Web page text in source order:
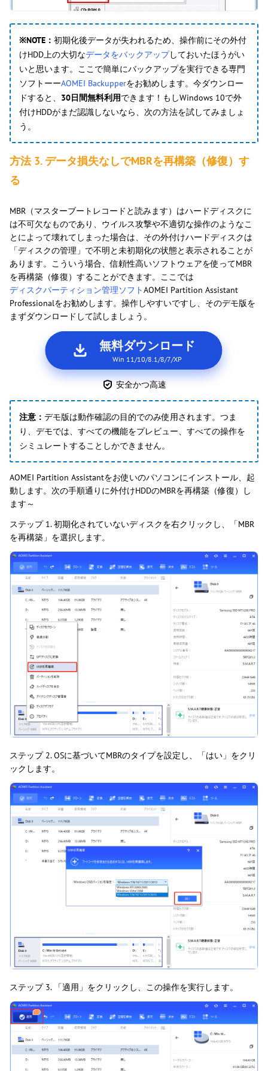
※NOTE： 初期化後データが失われるため、操作前にその外付
けHDD上の大切なデータをバックアップしておいたほうがい
いと思います。ここで簡単にバックアップを実行できる専門
ソフトーーAOMEI Backupperをお勧めします。今ダウンロー
ドすると、 30日間無料利用できます！もしWindows 10で外
付けHDDがまだ認識しないなら、次の方法を試してみましょ
う。
方法 3. データ損失なしでMBRを再構築（修復）す
る
MBR（マスターブートレコードと読みます）はハードディスクに
は不可欠なものであり、ウイルス攻撃や不適切な操作のようなこ
とによって壊れてしまった場合は、その外付けハードディスクは
「ディスクの管理」で不明と未初期化の状態と表示されることが
あります。こういう場合、信頼性高いソフトウェアを使ってMBR
を再構築（修復）することができます。ここでは
ディスクパーティション管理ソフトAOMEI Partition Assistant
Professionalをお勧めします。操作しやすいですし、そのデモ版を
まずダウンロードして試しましょう。
無料ダウンロード
Win 11/10/8.1/8/7/XP
安全かつ高速
注意： デモ版は動作確認の目的でのみ使用されます。つま
り、デモでは、すべての機能をプレビュー、すべての操作を
シミュレートすることしかできません。
AOMEI Partition Assistantをお使いのパソコンにインストール、起
動します。次の手順通りに外付けHDDのMBRを再構築（修復）し
ます～
ステップ 1. 初期化されていないディスクを右クリックし、「MBR
を再構築」を選択します。
ステップ 2. OSに基づいてMBRのタイプを設定し、「はい」をクリ
ックします。
ステップ 3. 「適用」をクリックし、この操作を実行します。